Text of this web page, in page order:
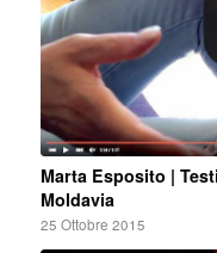
Marta Esposito |
Moldavia
25 Ottobre 2015